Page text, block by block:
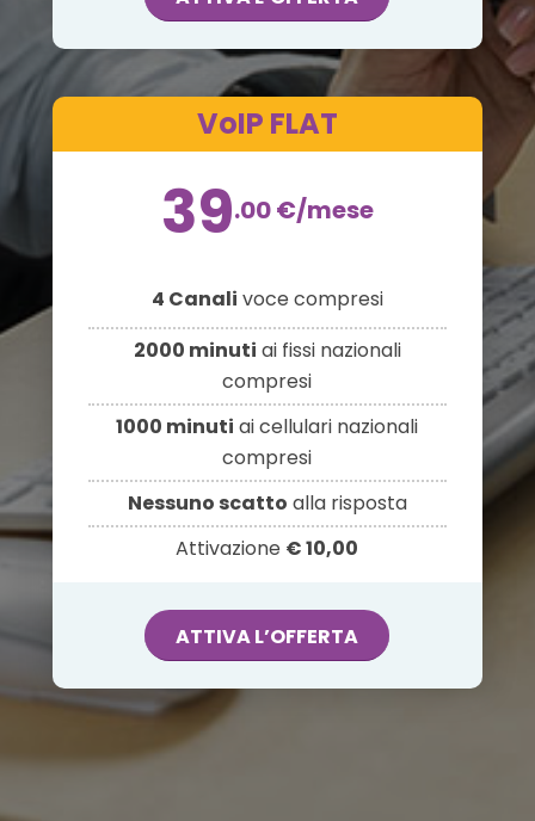
VoIP FLAT
39.00€/mese
4 Canali voce compresi
2000 minuti ai fissi nazionali
compresi
1000 minuti ai cellulari nazionali
compresi
Nessuno scatto alla risposta
Attivazione € 10,00
ATTIVA L’OFFERTA